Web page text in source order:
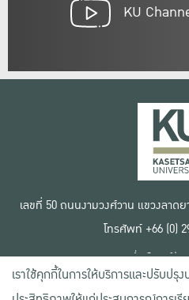
KU
เลขที่ 50 ถนนงามวงศ์วาน แขวงลาด
โทรศัพท์ +66 (0)
เงื่อนไขการใช้ง
ข้อตกลงด้านสิ
นโยบายความเ
เราใช้คุกกี้ในการให้บริการและปรับปรุ